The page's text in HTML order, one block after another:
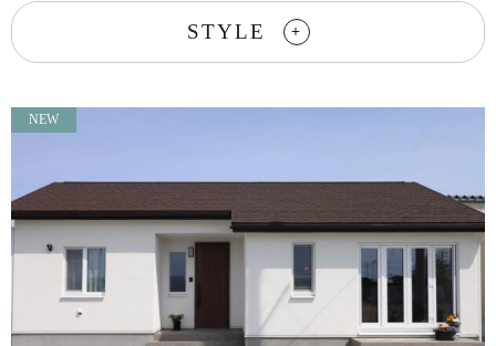
STYLE
NEW